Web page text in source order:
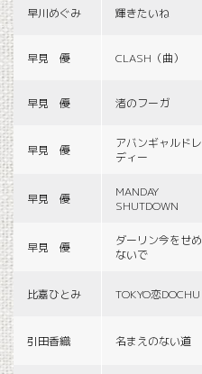
早川めぐみ 輝きたいね
早見 優 CLASH（曲）
早見 優 渚のフーガ
早見 優
アバンギャルドレ
ディー
早見 優
MANDAY
SHUTDOWN
早見 優
ダーリン今をせめ
ないで
比嘉ひとみ TOKYO恋DOCHU
引田香織 名まえのない道